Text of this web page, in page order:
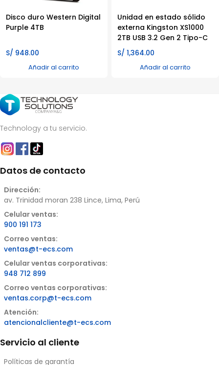
Disco duro Western Digital
Purple 4TB
S/ 948.00
Añadir al carrito
Unidad en estado sólido
externa Kingston XS1000
2TB USB 3.2 Gen 2 Tipo-C
S/ 1,364.00
Añadir al carrito
Technology a tu servicio.
Datos de contacto
Dirección:
av. Trinidad moran 238 Lince, Lima, Perú
Celular ventas:
900 191 173
Correo ventas:
ventas@t-ecs.com
Celular ventas corporativas:
948 712 899
Correo ventas corporativas:
ventas.corp@t-ecs.com
Atención:
atencionalcliente@t-ecs.com
Servicio al cliente
Políticas de garantía